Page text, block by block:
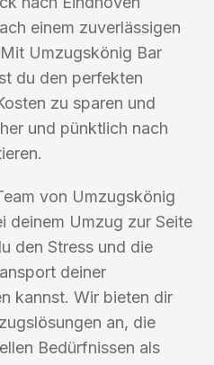
einem zuverlässigen
Umzugskönig Bar
du den perfekten
zu sparen und
und pünktlich nach
von Umzugskönig
deinem Umzug zur Seite
den Stress und die
deiner
kannst. Wir bieten dir
an, die
Bedürfnissen als